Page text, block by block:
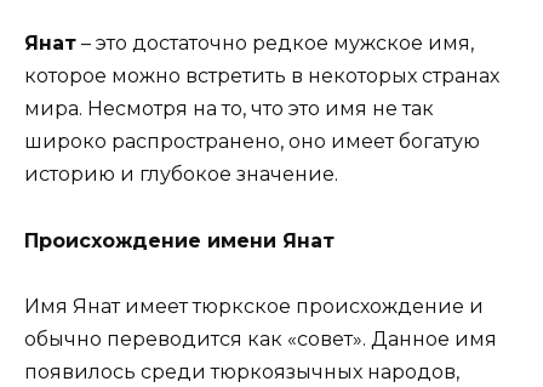
Янат – это достаточно редкое мужское имя,
которое можно встретить в некоторых странах
мира. Несмотря на то, что это имя не так
широко распространено, оно имеет богатую
историю и глубокое значение.
Происхождение имени Янат
Имя Янат имеет тюркское происхождение и
обычно переводится как «совет». Данное имя
появилось среди тюркоязычных народов,